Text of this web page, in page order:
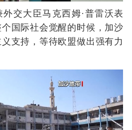
外交大臣马克西姆·普雷沃表
国际社会觉醒的时候，加沙
支持，等待欧盟做出强有力